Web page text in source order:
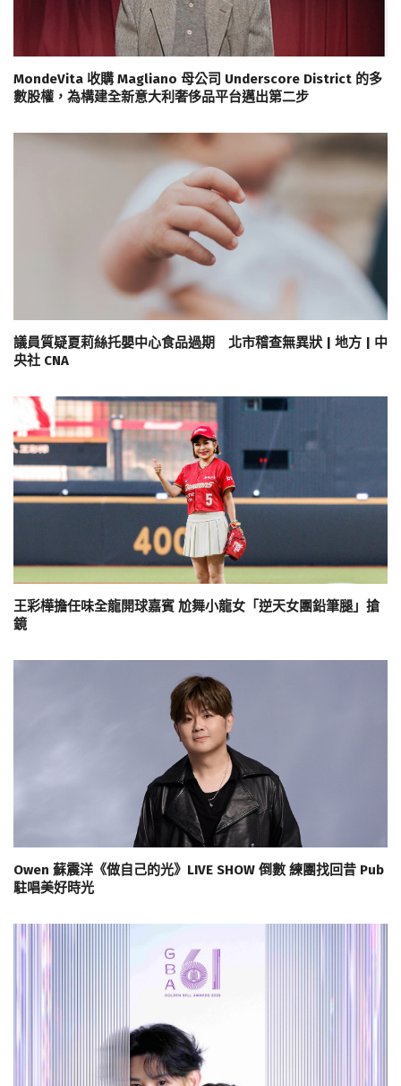
MondeVita 收購 Magliano 母公司 Underscore District 的多
數股權，為構建全新意大利奢侈品平台邁出第二步
議員質疑夏莉絲托嬰中心食品過期 北市稽查無異狀 | 地方 | 中
央社 CNA
王彩樺擔任味全龍開球嘉賓 尬舞小龍女「逆天女團鉛筆腿」搶
鏡
Owen 蘇震洋《做自己的光》LIVE SHOW 倒數 練團找回昔 Pub
駐唱美好時光